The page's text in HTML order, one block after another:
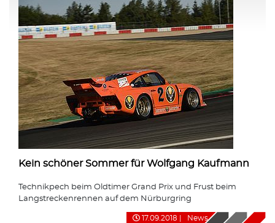
Kein schöner Sommer für Wolfgang Kaufmann
Technikpech beim Oldtimer Grand Prix und Frust beim
Langstreckenrennen auf dem Nürburgring
17.09.2018 News